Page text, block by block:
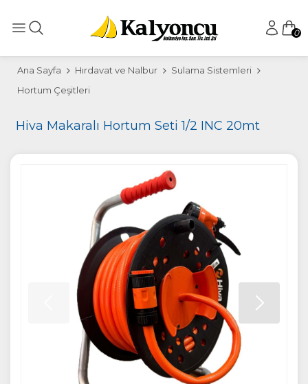
0
Ana Sayfa Hırdavat ve Nalbur
Sulama Sistemleri
Hortum Çeşitleri
Hiva Makaralı Hortum Seti 1/2 INC 20mt